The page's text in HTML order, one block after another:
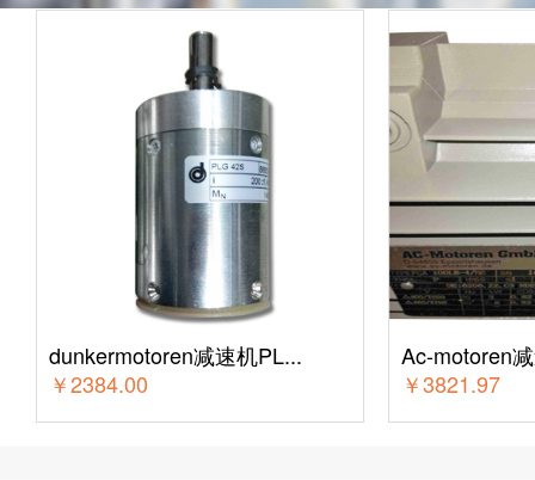
dunkermotoren减速机PL...
￥2384.00
Ac-motoren
￥3821.97